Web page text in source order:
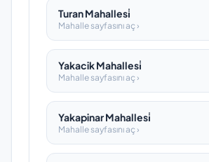
Turan Mahallesi̇
Mahalle sayfasını aç ›
Yakacik Mahallesi̇
Mahalle sayfasını aç ›
Yakapinar Mahallesi̇
Mahalle sayfasını aç ›